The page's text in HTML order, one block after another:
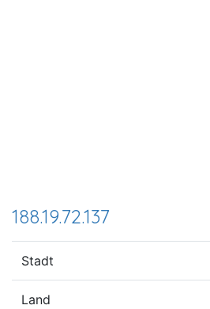
188.19.72.137
Stadt
Land